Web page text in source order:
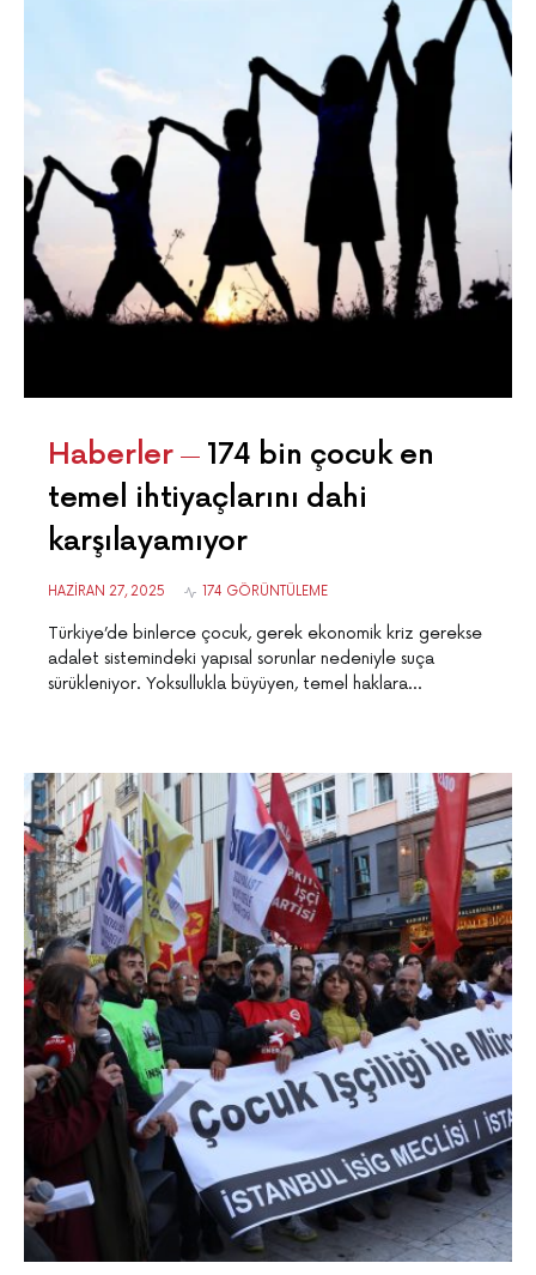
Haberler
174 bin çocuk en
temel ihtiyaçlarını dahi
karşılayamıyor
HAZIRAN 27, 2025 174 GÖRÜNTÜLEME
Türkiye’de binlerce çocuk, gerek ekonomik kriz gerekse
adalet sistemindeki yapısal sorunlar nedeniyle suça
sürükleniyor. Yoksullukla büyüyen, temel haklara…